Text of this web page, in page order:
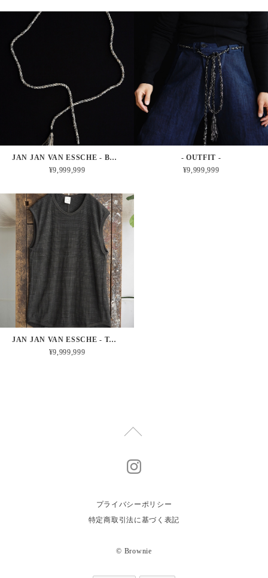
JAN JAN VAN ESSCHE - BELT#3 (LIGHT)
¥9,999,999
- OUTFIT -
¥9,999,999
JAN JAN VAN ESSCHE - TANKTOP#18
¥9,999,999
プライバシーポリシー
特定商取引法に基づく表記
© Brownie